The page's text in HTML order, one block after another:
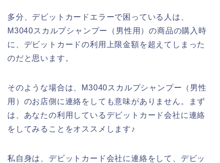
多分、デビットカードエラーで困っている人は、
M3040スカルプシャンプー（男性用）の商品の購入時
に、デビットカードの利用上限金額を超えてしまった
のだと思います。
そのような場合は、M3040スカルプシャンプー（男性
用）のお店側に連絡をしても意味がありません。まず
は、あなたの利用しているデビットカード会社に連絡
をしてみることをオススメします♪
私自身は、デビットカード会社に連絡をして、デビッ